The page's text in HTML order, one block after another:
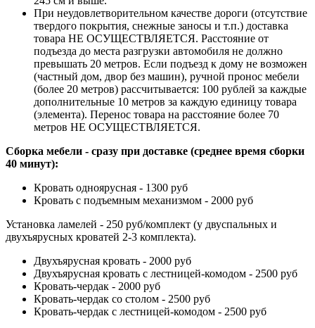
При неудовлетворительном качестве дороги (отсутствие
твердого покрытия, снежные заносы и т.п.) доставка
товара НЕ ОСУЩЕСТВЛЯЕТСЯ. Расстояние от
подъезда до места разгрузки автомобиля не должно
превышать 20 метров. Если подъезд к дому не возможен
(частный дом, двор без машин), ручной пронос мебели
(более 20 метров) рассчитывается: 100 рублей за каждые
дополнительные 10 метров за каждую единицу товара
(элемента). Перенос товара на расстояние более 70
метров НЕ ОСУЩЕСТВЛЯЕТСЯ.
Сборка мебели - сразу при доставке (среднее время сборки
40 минут):
Кровать одноярусная - 1300 руб
Кровать с подъемным механизмом - 2000 руб
Установка ламелей - 250 руб/комплект (у двуспальных и
двухъярусных кроватей 2-3 комплекта).
Двухъярусная кровать - 2000 руб
Двухъярусная кровать с лестницей-комодом - 2500 руб
Кровать-чердак - 2000 руб
Кровать-чердак со столом - 2500 руб
Кровать-чердак с лестницей-комодом - 2500 руб